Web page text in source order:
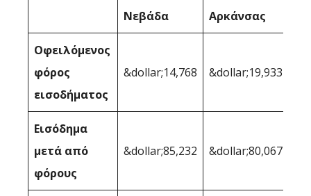
Νεβάδα Αρκάνσας
Οφειλόμενος
φόρος
εισοδήματος
&dollar;14,768 &dollar;19,933
Εισόδημα
μετά από
φόρους
&dollar;85,232 &dollar;80,067